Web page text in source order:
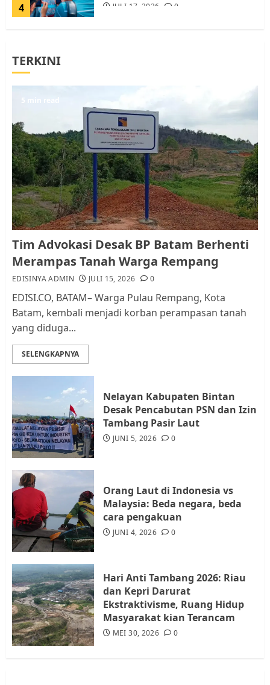
4 JULI 17, 2026 0
5
1
Pemko Batam Tegaskan RT dan
RW bukan Petugas Pendataan
dan Pemungutan Pajak
AGUSTUS 1, 2026 0
Kader Pajak jadi Penghubung
Pemerintah dan Masyarakat di
Lingkungan RT/RW
AGUSTUS 1, 2026
4
Warga Rempang Ajukan
Audiensi dengan Wali Kota
5
Tim Advokasi Desak BP Batam
Berhenti Merampas Tanah
TERKINI
5 min read
Tim Advokasi Desak BP Batam Berhenti
Merampas Tanah Warga Rempang
EDISINYA ADMIN JULI 15, 2026 0
EDISI.CO, BATAM– Warga Pulau Rempang, Kota
Batam, kembali menjadi korban perampasan tanah
yang diduga...
SELENGKAPNYA
Nelayan Kabupaten Bintan
Desak Pencabutan PSN dan Izin
Tambang Pasir Laut
JUNI 5, 2026 0
Orang Laut di Indonesia vs
Malaysia: Beda negara, beda
cara pengakuan
JUNI 4, 2026 0
Hari Anti Tambang 2026: Riau
dan Kepri Darurat
Ekstraktivisme, Ruang Hidup
Masyarakat kian Terancam
MEI 30, 2026 0